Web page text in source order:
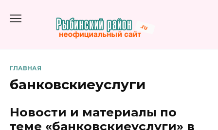
содержанию
ГЛАВНАЯ
банковскиеуслуги
Новости и материалы по
теме «банковскиеуслуги» в